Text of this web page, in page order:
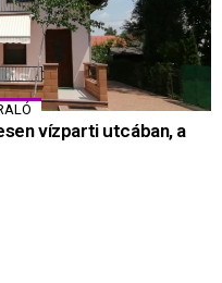
vízparti utcában, a